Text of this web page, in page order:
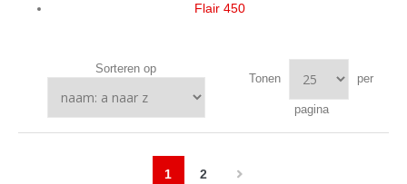
Flair 450
Sorteren op
Tonen per
pagina
1 2